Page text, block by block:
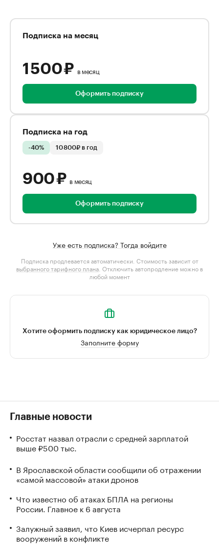
Подписка на месяц
1 500 ₽ в месяц
Оформить подписку
Подписка на год
-40% 10 800₽ в год
900 ₽ в месяц
Оформить подписку
Уже есть подписка? Тогда войдите
Подписка продлевается автоматически. Стоимость зависит от
выбранного тарифного плана . Отключить автопродление можно в
любой момент
Хотите оформить подписку как юридическое лицо?
Заполните форму
Главные новости
Росстат назвал отрасли с средней зарплатой
выше ₽500 тыс.
В Ярославской области сообщили об отражении
«самой массовой» атаки дронов
Что известно об атаках БПЛА на регионы
России. Главное к 6 августа
Залужный заявил, что Киев исчерпал ресурс
вооружений в конфликте